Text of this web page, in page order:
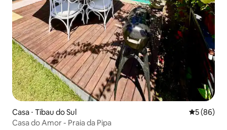
Casa ⋅ Tibau do Sul 5 de uma
5 (86)
Casa do Amor - Praia da Pipa